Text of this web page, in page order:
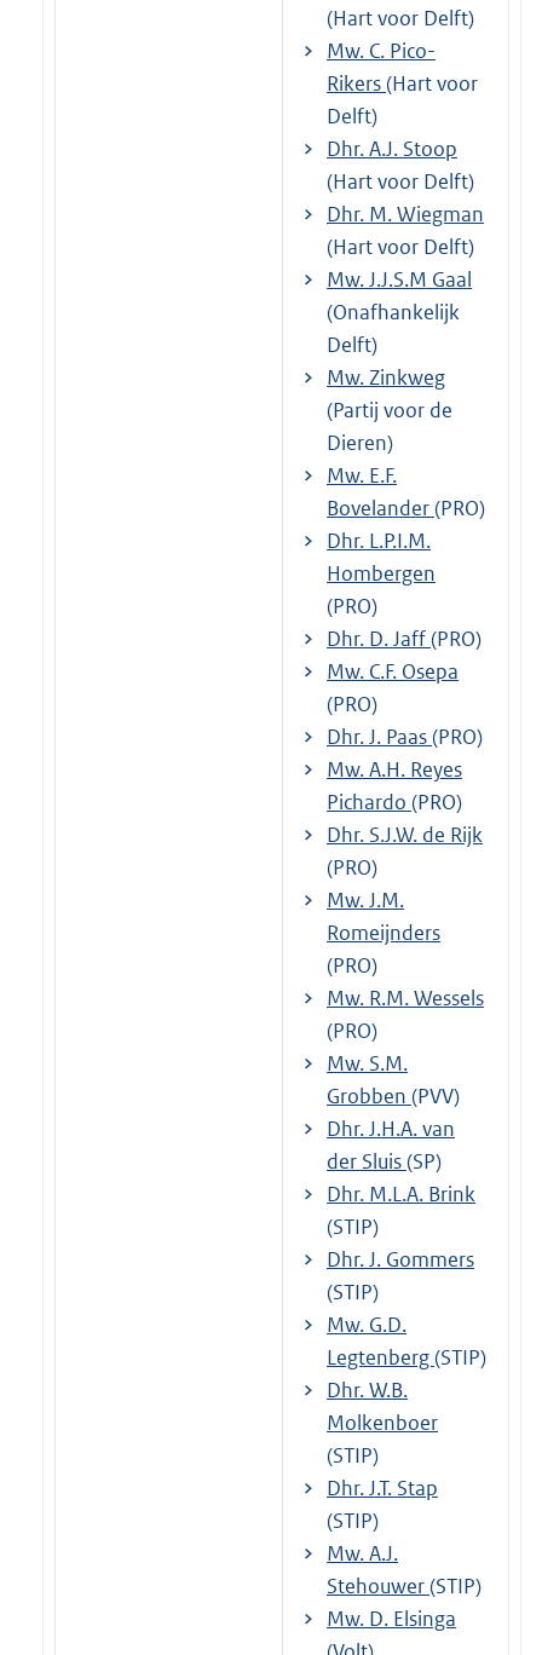
(Hart voor Delft)
Mw. C. Pico-
Rikers(Hart voor
Delft)
Dhr. A.J. Stoop
(Hart voor Delft)
Dhr. M. Wiegman
(Hart voor Delft)
Mw. J.J.S.M Gaal
(Onafhankelijk
Delft)
Mw. Zinkweg
(Partij voor de
Dieren)
Mw. E.F.
Bovelander(PRO)
Dhr. L.P.I.M.
Hombergen
(PRO)
Dhr. D. Jaff(PRO)
Mw. C.F. Osepa
(PRO)
Dhr. J. Paas(PRO)
Mw. A.H. Reyes
Pichardo (PRO)
Dhr. S.J.W. de Rijk
(PRO)
Mw. J.M.
Romeijnders
(PRO)
Mw. R.M. Wessels
(PRO)
Mw. S.M.
Grobben (PVV)
Dhr. J.H.A. van
der Sluis(SP)
Dhr. M.L.A. Brink
(STIP)
Dhr. J. Gommers
(STIP)
Mw. G.D.
Legtenberg(STIP)
Dhr. W.B.
Molkenboer
(STIP)
Dhr. J.T. Stap
(STIP)
Mw. A.J.
Stehouwer(STIP)
Mw. D. Elsinga